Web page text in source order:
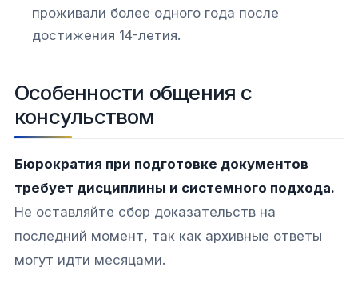
проживали более одного года после
достижения 14-летия.
Особенности общения с
консульством
Бюрократия при подготовке документов
требует дисциплины и системного подхода.
Не оставляйте сбор доказательств на
последний момент, так как архивные ответы
могут идти месяцами.